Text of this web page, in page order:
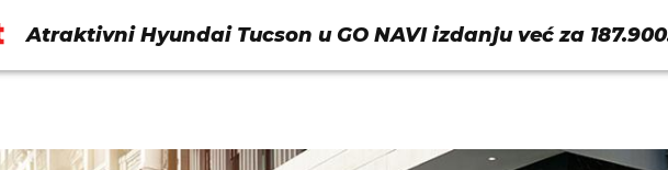
Atraktivni Hyundai Tucson u GO NAVI izdanju već za 187.900